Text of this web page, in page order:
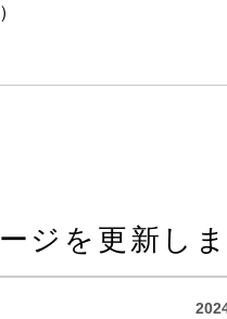
）
ジを更新し